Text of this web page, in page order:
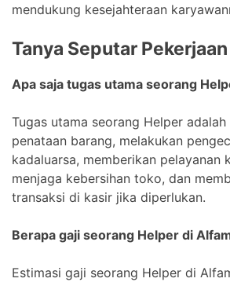
mendukung kesejahteraan
Tanya Seputar Pekerjaan
Apa saja tugas utama seorang
Tugas utama seorang Helper adalah
penataan barang, melakukan
kadaluarsa, memberikan pelayanan
menjaga kebersihan toko, dan
transaksi di kasir jika diperlukan.
Berapa gaji seorang Helper di
Estimasi gaji seorang Helper di